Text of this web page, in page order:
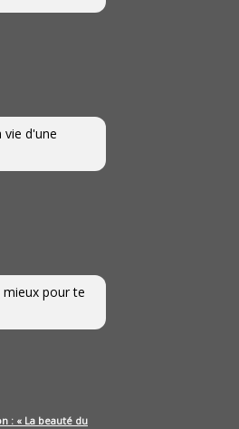
vie d'une
mieux pour te
: « La beauté du